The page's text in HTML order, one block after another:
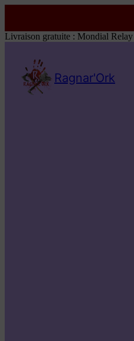
Livraison gratuite : Mondial
Ragnar'Ork